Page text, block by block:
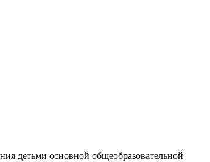
детьми основной общеобразовательной